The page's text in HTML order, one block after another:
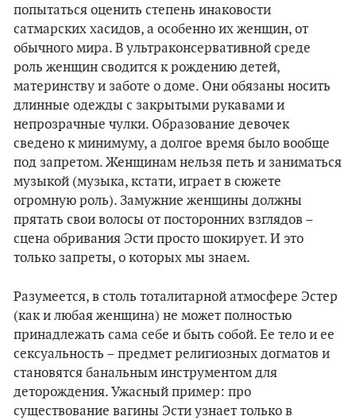
попытаться оценить степень инаковости
сатмарских хасидов, а особенно их женщин, от
обычного мира. В ультраконсервативной среде
роль женщин сводится к рождению детей,
материнству и заботе о доме. Они обязаны носить
длинные одежды с закрытыми рукавами и
непрозрачные чулки. Образование девочек
сведено к минимуму, а долгое время было вообще
под запретом. Женщинам нельзя петь и заниматься
музыкой (музыка, кстати, играет в сюжете
огромную роль). Замужние женщины должны
прятать свои волосы от посторонних взглядов –
сцена обривания Эсти просто шокирует. И это
только запреты, о которых мы знаем.
Разумеется, в столь тоталитарной атмосфере Эстер
(как и любая женщина) не может полностью
принадлежать сама себе и быть собой. Ее тело и ее
сексуальность – предмет религиозных догматов и
становятся банальным инструментом для
деторождения. Ужасный пример: про
существование вагины Эсти узнает только в